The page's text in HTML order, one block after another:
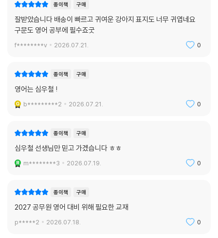
종이책 구매
잘받았습니다 배송이 빠르고 귀여운 강아지 표지도 너무 귀엽네요
구문도 영어 공부에 필수죠굿
f********v 2026.07.21. 0
종이책 구매
영어는 심우철 !
b*********2 2026.07.21. 0
종이책 구매
심우철 선생님만 믿고 가겠습니다 ㅎㅎ
m********3 2026.07.19. 0
종이책 구매
2027 공무원 영어 대비 위해 필요한 교재
p*****2 2026.07.18. 0